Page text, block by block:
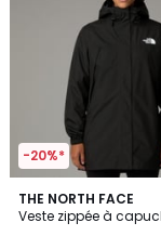
-20%*
THE NORTH FACE
Veste zippée à
4,6
/ 5